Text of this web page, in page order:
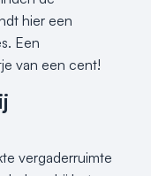
hier een
Een
van een cent!
vergaderruimte